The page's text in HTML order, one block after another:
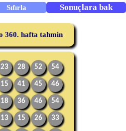
360. hafta tahmin
23 28 52 54
15 41 45 46
18 36 46 54
13 15 26 33